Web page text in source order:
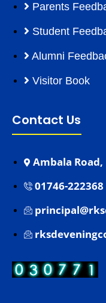
Parents
Student
Alumni
Visitor Book
Contact Us
Ambala
01746-222368